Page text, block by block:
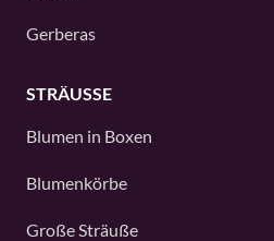
Gerberas
STRÄUSSE
Blumen in Boxen
Blumenkörbe
Große Sträuße